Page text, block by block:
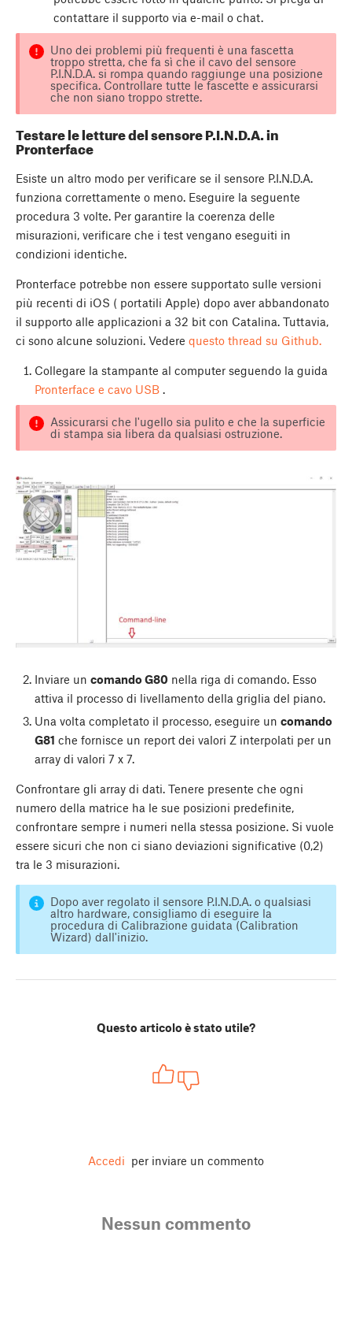
contattare il supporto via e-mail o chat.
Uno dei problemi più frequenti è una fascetta
troppo stretta, che fa sì che il cavo del sensore
P.I.N.D.A. si rompa quando raggiunge una posizione
specifica. Controllare tutte le fascette e assicurarsi
che non siano troppo strette.
Testare le letture del sensore P.I.N.D.A. in
Pronterface
Esiste un altro modo per verificare se il sensore P.I.N.D.A.
funziona correttamente o meno. Eseguire la seguente
procedura 3 volte. Per garantire la coerenza delle
misurazioni, verificare che i test vengano eseguiti in
condizioni identiche.
Pronterface potrebbe non essere supportato sulle versioni
più recenti di iOS ( portatili Apple) dopo aver abbandonato
il supporto alle applicazioni a 32 bit con Catalina. Tuttavia,
ci sono alcune soluzioni. Vedere questo thread su Github.
Collegare la stampante al computer seguendo la guida
Pronterface e cavo USB.
Assicurarsi che l'ugello sia pulito e che la superficie
di stampa sia libera da qualsiasi ostruzione.
Inviare un comando G80nella riga di comando. Esso
attiva il processo di livellamento della griglia del piano.
Una volta completato il processo, eseguire un comando
G81 che fornisce un report dei valori Z interpolati per un
array di valori 7 x 7.
Confrontare gli array di dati. Tenere presente che ogni
numero della matrice ha le sue posizioni predefinite,
confrontare sempre i numeri nella stessa posizione. Si vuole
essere sicuri che non ci siano deviazioni significative (0,2)
tra le 3 misurazioni.
Dopo aver regolato il sensore P.I.N.D.A. o qualsiasi
altro hardware, consigliamo di eseguire la
procedura di Calibrazione guidata (Calibration
Wizard) dall'inizio.
Questo articolo è stato utile?
Accedi per inviare un commento
Nessun commento